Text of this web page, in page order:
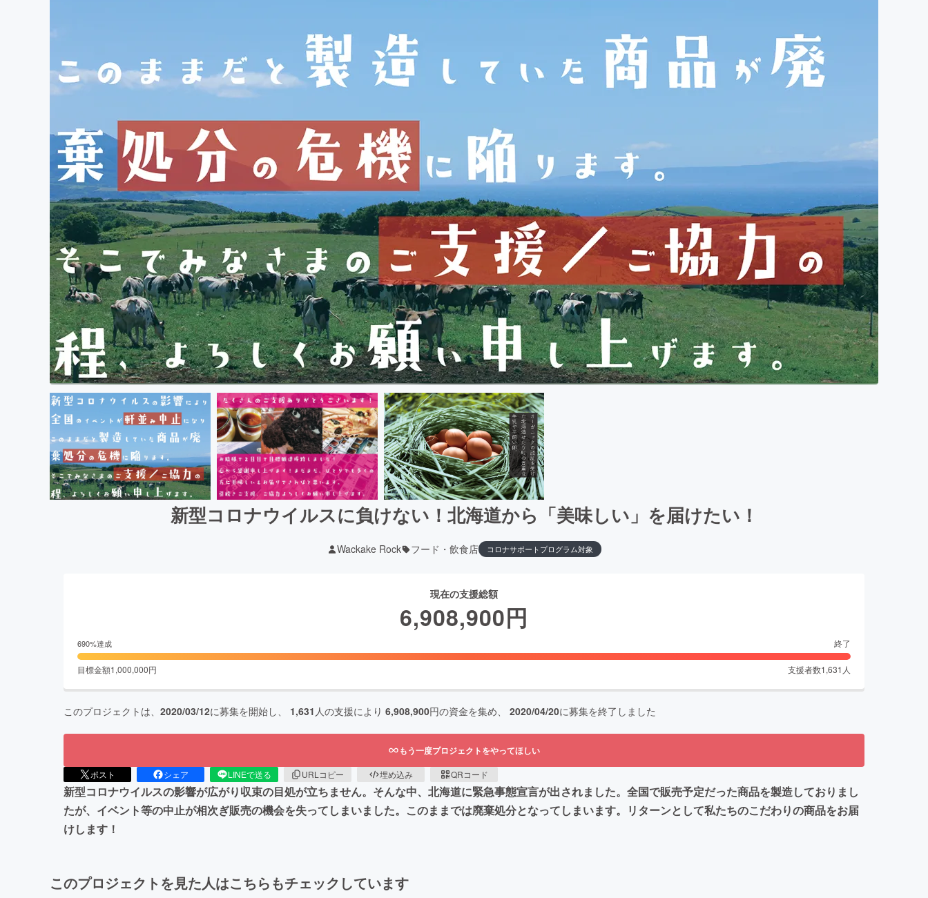
新型コロナウイルスに負けない！北海道から「美味しい」を届けたい！
Wackake Rock フード・飲食店 コロナサポートプログラム対象
現在の支援総額
6,908,900円
690%達成 終了
目標金額1,000,000円 支援者数1,631 人
このプロジェクトは、 2020/03/12に募集を開始し、 1,631 人の支援により 6,908,900円の資金を集め、 2020/04/20に募集を終了しました
もう一度プロジェクトをやってほしい
ポスト シェア LINEで送る URLコピー 埋め込み QRコード
新型コロナウイルスの影響が広がり収束の目処が立ちません。そんな中、北海道に緊急事態宣言が出されました。全国で販売予定だった商品を製造しておりまし
たが、イベント等の中止が相次ぎ販売の機会を失ってしまいました。このままでは廃棄処分となってしまいます。リターンとして私たちのこだわりの商品をお届
けします！
このプロジェクトを見た人はこちらもチェックしています